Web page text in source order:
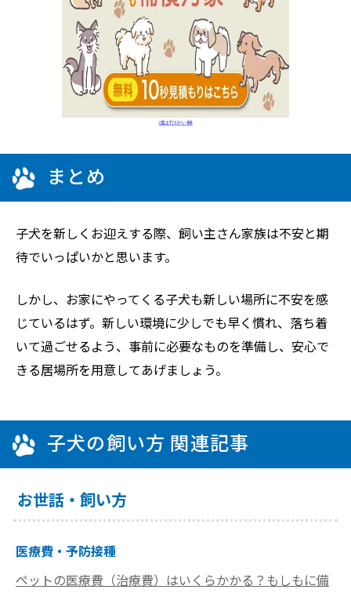
まとめ
子犬を新しくお迎えする際、飼い主さん家族は不安と期
待でいっぱいかと思います。
しかし、お家にやってくる子犬も新しい場所に不安を感
じているはず。新しい環境に少しでも早く慣れ、落ち着
いて過ごせるよう、事前に必要なものを準備し、安心で
きる居場所を用意してあげましょう。
子犬の飼い方 関連記事
お世話・飼い方
医療費・予防接種
ペットの医療費（治療費）はいくらかかる？もしもに備